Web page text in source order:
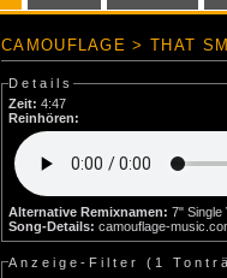
CAMOUFLAGE > THAT
Details
Zeit: 4:47
Reinhören:
Alternative Remixnamen:
Song-Details: camouflage-
Anzeige-Filter ( 1